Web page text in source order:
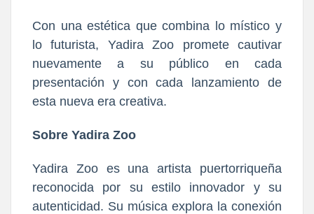
Con una estética que combina lo místico y
lo futurista, Yadira Zoo promete cautivar
nuevamente a su público en cada
presentación y con cada lanzamiento de
esta nueva era creativa.
Sobre Yadira Zoo
Yadira Zoo es una artista puertorriqueña
reconocida por su estilo innovador y su
autenticidad. Su música explora la conexión